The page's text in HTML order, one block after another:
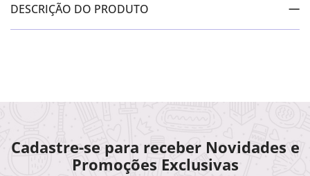
DESCRIÇÃO DO PRODUTO
Cadastre-se para receber Novidades e
Promoções Exclusivas